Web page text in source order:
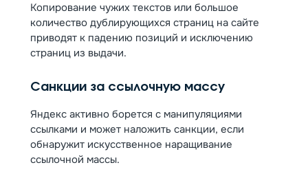
Копирование чужих текстов или большое
количество дублирующихся страниц на сайте
приводят к падению позиций и исключению
страниц из выдачи.
Санкции за ссылочную массу
Яндекс активно борется с манипуляциями
ссылками и может наложить санкции, если
обнаружит искусственное наращивание
ссылочной массы.